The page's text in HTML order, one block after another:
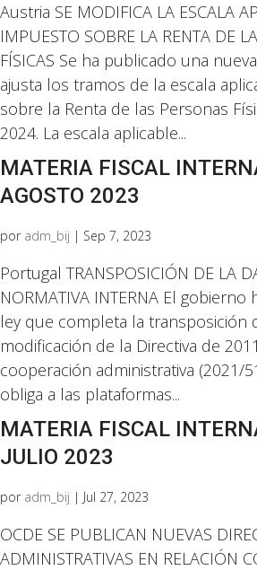
Austria SE MODIFICA LA ESCALA
IMPUESTO SOBRE LA RENTA DE
FÍSICAS Se ha publicado una
ajusta los tramos de la escala
sobre la Renta de las Personas
2024. La escala aplicable...
MATERIA FISCAL
AGOSTO 2023
por adm_bij | Sep 7, 2023
Portugal TRANSPOSICIÓN DE LA
NORMATIVA INTERNA El
ley que completa la transposición
modificación de la Directiva de
cooperación administrativa (2021/
obliga a las plataformas...
MATERIA FISCAL
JULIO 2023
por adm_bij | Jul 27, 2023
OCDE SE PUBLICAN NUEVAS
ADMINISTRATIVAS EN RELACIÓN